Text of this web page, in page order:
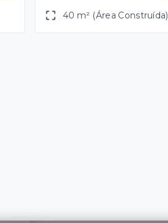
40 m² (Área Construída)